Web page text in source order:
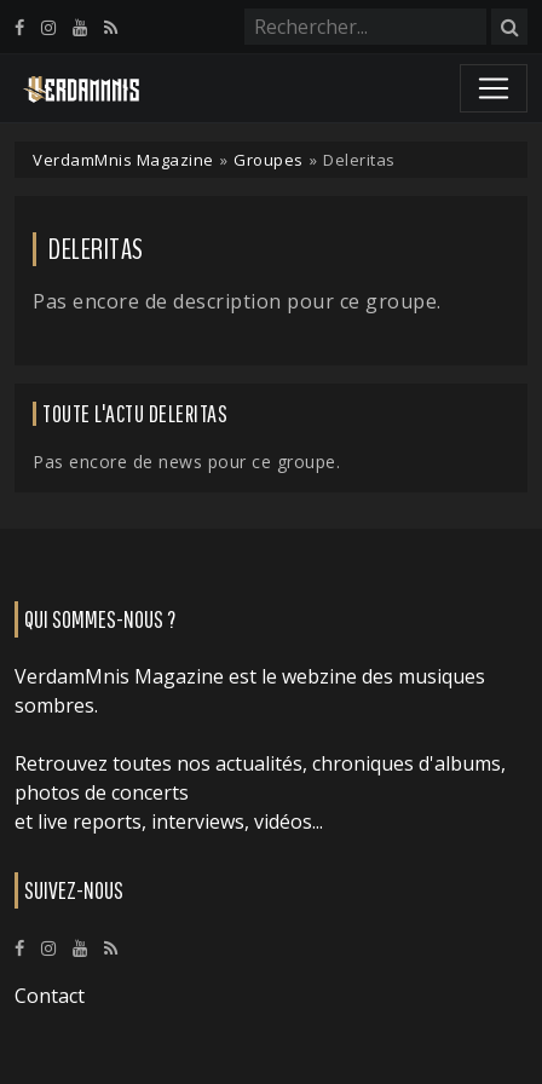
VerdamMnis Magazine » Groupes » Deleritas
DELERITAS
Pas encore de description pour ce groupe.
TOUTE L'ACTU DELERITAS
Pas encore de news pour ce groupe.
QUI SOMMES-NOUS ?
VerdamMnis Magazine est le webzine des musiques
sombres.
Retrouvez toutes nos actualités, chroniques d'albums,
photos de concerts
et live reports, interviews, vidéos...
SUIVEZ-NOUS
Contact
Panneau de gestion des cookies